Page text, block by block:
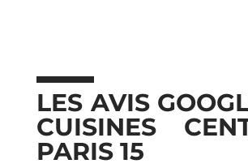
LES AVIS
CUISINES
PARIS 15